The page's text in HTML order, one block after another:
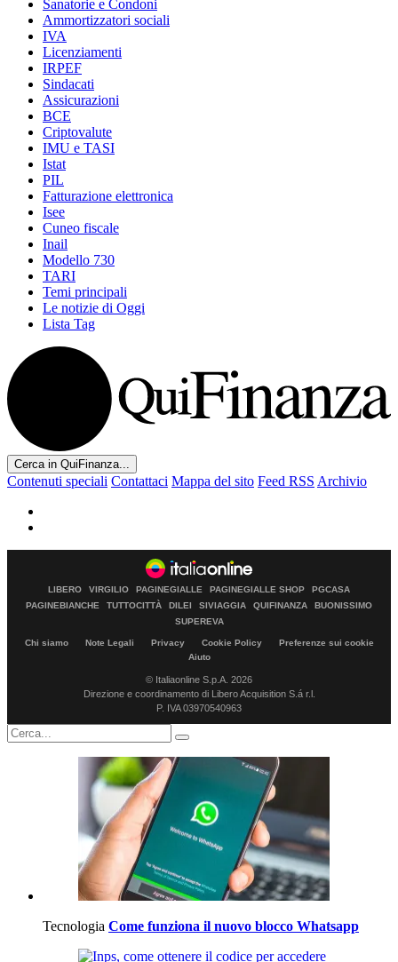
Sanatorie e Condoni
Ammortizzatori sociali
IVA
Licenziamenti
IRPEF
Sindacati
Assicurazioni
BCE
Criptovalute
IMU e TASI
Istat
PIL
Fatturazione elettronica
Isee
Cuneo fiscale
Inail
Modello 730
TARI
Temi principali
Le notizie di Oggi
Lista Tag
Cerca in QuiFinanza...
Contenuti speciali Contattaci Mappa del sito Feed RSS Archivio
LIBERO VIRGILIO PAGINEGIALLE PAGINEGIALLE SHOP
PGCASA
PAGINEBIANCHE
TUTTOCITTÀ DILEI SIVIAGGIA QUIFINANZA
BUONISSIMO
SUPEREVA
Chi siamo Note Legali Privacy Cookie Policy
Preferenze sui cookie
Aiuto
© Italiaonline S.p.A. 2026
Direzione e coordinamento di Libero Acquisition S.á r.l.
P. IVA 03970540963
Tecnologia Come funziona il nuovo blocco Whatsapp